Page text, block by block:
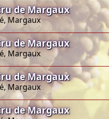
de Margaux
Margaux
de Margaux
Margaux
de Margaux
Margaux
de Margaux